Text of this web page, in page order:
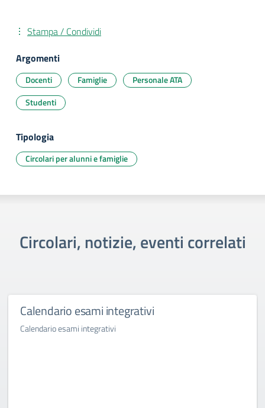
Stampa / Condividi
Argomenti
Docenti Famiglie
Personale ATA
Studenti
Tipologia
Circolari per alunni e famiglie
Circolari, notizie, eventi correlati
Calendario esami integrativi
Calendario esami integrativi